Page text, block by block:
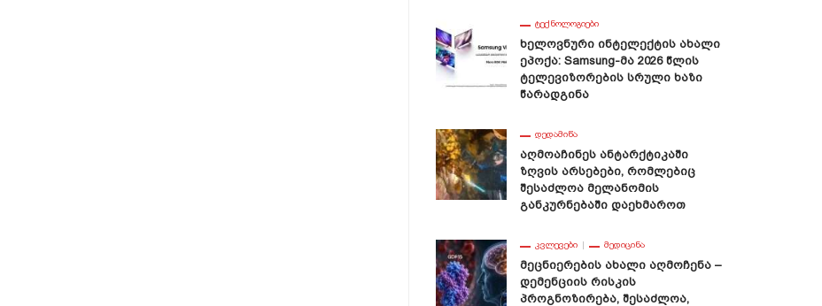
ᲢᲔᲥᲜᲝᲚᲝᲒᲘᲔᲑᲘ
Ხელოვნური Ინტელექტის Ახალი
Ეპოქა: Samsung-Მა 2026 Წლის
Ტელევიზორების Სრული Ხაზი
Წარადგინა
ᲓᲔᲓᲐᲛᲘᲬᲐ
Აღმოაჩინეს Ანტარქტიკაში
Ზღვის Არსებები, Რომლებიც
Შესაძლოა Მელანომის
Განკურნებაში Დაეხმაროთ
ᲙᲕᲚᲔᲕᲔᲑᲘ ᲛᲔᲓᲘᲪᲘᲜᲐ
Მეცნიერების Ახალი Აღმოჩენა –
Დემენციის Რისკის
Პროგნოზირება, Შესაძლოა,